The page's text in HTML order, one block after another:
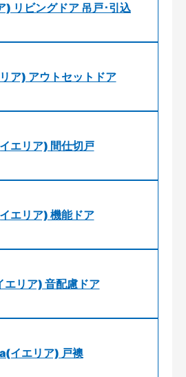
リビングドア 吊戸･引込
ア) アウトセットドア
エリア) 間仕切戸
エリア) 機能ドア
リア) 音配慮ドア
イエリア) 戸襖